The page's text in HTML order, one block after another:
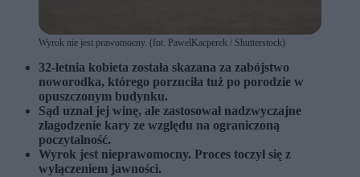
Wyrok nie jest prawomocny. (fot. PawelKacperek / Shutterstock)
32-letnia kobieta została skazana za zabójstwo
noworodka, którego porzuciła tuż po porodzie w
opuszczonym budynku.
Sąd uznał jej winę, ale zastosował nadzwyczajne
złagodzenie kary ze względu na ograniczoną
poczytalność.
Wyrok jest nieprawomocny. Proces toczył się z
wyłączeniem jawności.